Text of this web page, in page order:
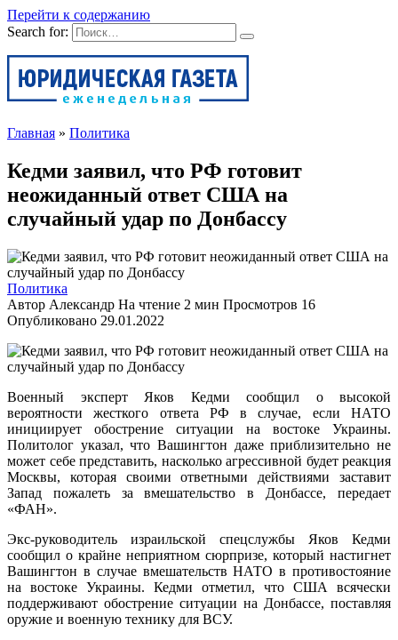
Перейти к содержанию
Search for:
Главная » Политика
Кедми заявил, что РФ готовит
неожиданный ответ США на
случайный удар по Донбассу
Политика
Автор Александр На чтение 2 мин Просмотров 16
Опубликовано 29.01.2022
Военный эксперт Яков Кедми сообщил о высокой
вероятности жесткого ответа РФ в случае, если НАТО
инициирует обострение ситуации на востоке Украины.
Политолог указал, что Вашингтон даже приблизительно не
может себе представить, насколько агрессивной будет реакция
Москвы, которая своими ответными действиями заставит
Запад пожалеть за вмешательство в Донбассе, передает
«ФАН».
Экс-руководитель израильской спецслужбы Яков Кедми
сообщил о крайне неприятном сюрпризе, который настигнет
Вашингтон в случае вмешательств НАТО в противостояние
на востоке Украины. Кедми отметил, что США всячески
поддерживают обострение ситуации на Донбассе, поставляя
оружие и военную технику для ВСУ.